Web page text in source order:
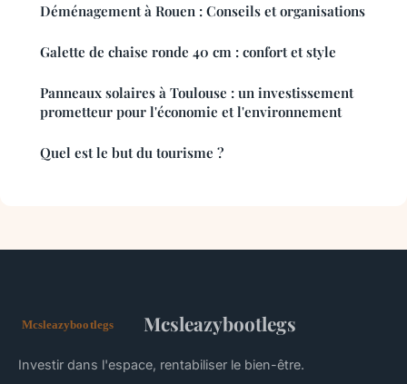
Déménagement à Rouen : Conseils et organisations
Galette de chaise ronde 40 cm : confort et style
Panneaux solaires à Toulouse : un investissement
prometteur pour l'économie et l'environnement
Quel est le but du tourisme ?
Mcsleazybootlegs
Investir dans l'espace, rentabiliser le bien-être.